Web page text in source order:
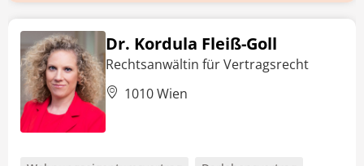
Dr. Kordula Fleiß-Goll
Rechtsanwältin für Vertragsrecht
1010 Wien